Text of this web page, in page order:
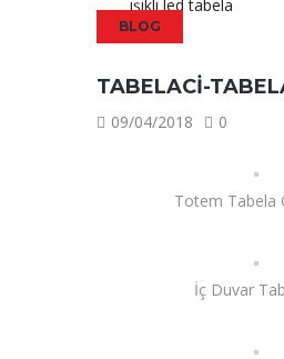
ışıklı led tabela
BLOG
TABELACI-
09/04/2018 0
Totem Tabela
İç Duvar